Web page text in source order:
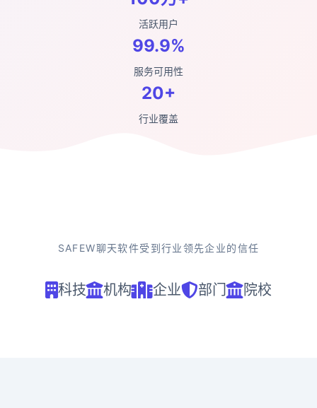
活跃用户
99.9%
服务可用性
20+
行业覆盖
SAFEW聊天软件受到行业领先企业的信任
科技 机构 企业 部门 院校